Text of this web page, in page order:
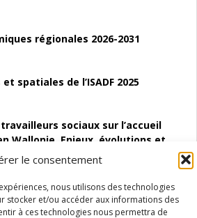
le consentement
nous utilisons des technologies
stocker et/ou accéder aux informations des
à ces technologies nous permettra de
régionales 2026-2031
spatiales de l’ISADF 2025
sociaux sur l’accueil
Wallonie. Enjeux, évolutions et
Structures
l’autocréation d’emploi (SAACE)